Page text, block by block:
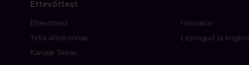
Ettevõttest
Ettevõttest
Telia ühiskonnas
Karjäär Telias
Hinnakiri
Lepingud ja